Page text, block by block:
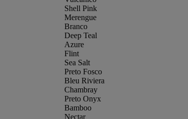
Shell Pink
Merengue
Branco
Deep Teal
Azure
Flint
Sea Salt
Preto Fosco
Bleu Riviera
Chambray
Preto Onyx
Bamboo
Nectar